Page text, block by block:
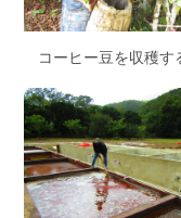
コーヒー豆を収穫す